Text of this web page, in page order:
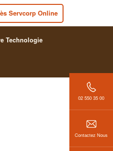
Servcorp Online
Technologie
02 550 35 00
Contactez Nous